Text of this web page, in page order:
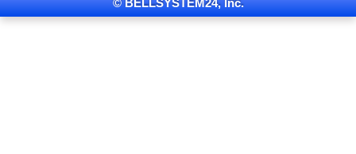
© BELLSYSTEM24, Inc.